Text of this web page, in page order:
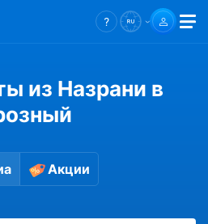
из Назрани в
Акции